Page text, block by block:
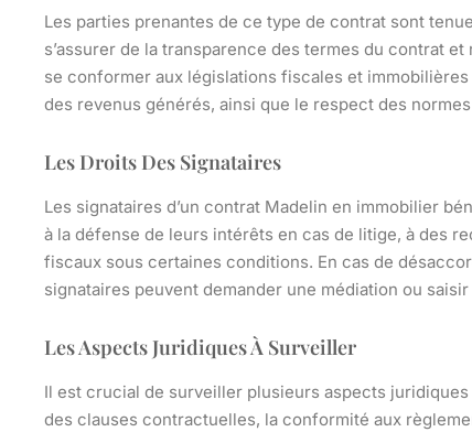
Les parties prenantes de ce type de contrat sont
s’assurer de la transparence des termes du contrat
se conformer aux législations fiscales et
des revenus générés, ainsi que le respect des
Les Droits Des Signataires
Les signataires d’un contrat Madelin en immobilier
à la défense de leurs intérêts en cas de litige, à des
fiscaux sous certaines conditions. En cas de
signataires peuvent demander une médiation ou
Les Aspects Juridiques À Surveiller
Il est crucial de surveiller plusieurs aspects
des clauses contractuelles, la conformité aux